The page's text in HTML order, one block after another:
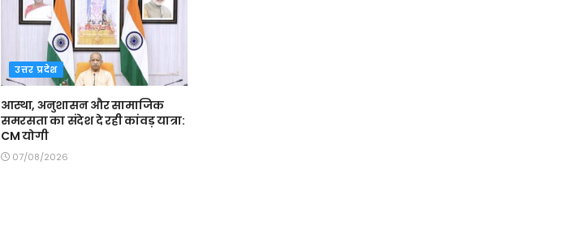
उत्तर प्रदेश
आस्था, अनुशासन और सामाजिक
समरसता का संदेश दे रही कांवड़ यात्रा:
CM योगी
07/08/2026